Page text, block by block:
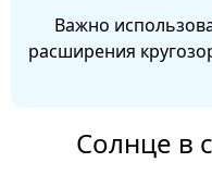
Важно
расширения
Солнце в